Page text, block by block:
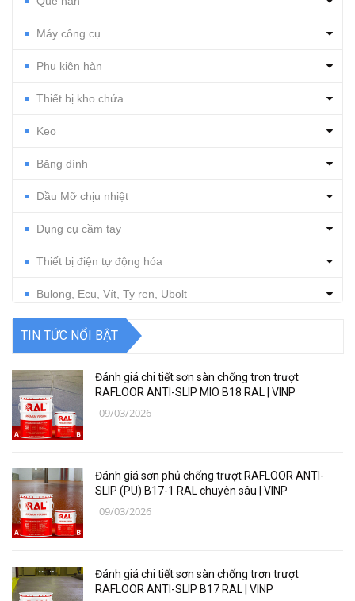
Máy công cụ
Phụ kiện hàn
Thiết bị kho chứa
Keo
Băng dính
Dầu Mỡ chịu nhiệt
Dụng cụ cầm tay
Thiết bị điện tự động hóa
Bulong, Ecu, Vít, Ty ren, Ubolt
Dụng cụ cắt gọt
Thiết bị, vật tư điện nước
Thiết bị, vật tư điện lạnh
Thiết bị bảo hộ lao động
Thiết bị đo Mitutoyo
Dụng Cụ Ngành Hàng Không
TIN TỨC NỔI BẬT
Đánh giá chi tiết sơn sàn chống trơn trượt
RAFLOOR ANTI-SLIP MIO B18 RAL | VINP
09/03/2026
Đánh giá sơn phủ chống trượt RAFLOOR ANTI-
SLIP (PU) B17-1 RAL chuyên sâu | VINP
09/03/2026
Đánh giá chi tiết sơn sàn chống trơn trượt
RAFLOOR ANTI-SLIP B17 RAL | VINP